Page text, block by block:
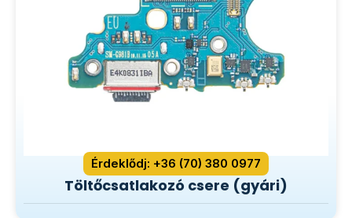
Érdeklődj: +36 (70) 380 0977
Töltőcsatlakozó csere (gyári)